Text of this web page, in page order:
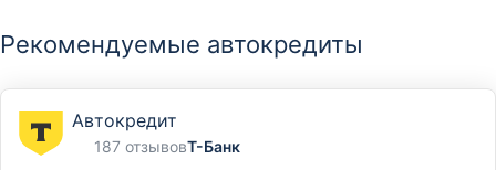
Рекомендуемые автокредиты
Автокредит
187 отзывовТ-Банк